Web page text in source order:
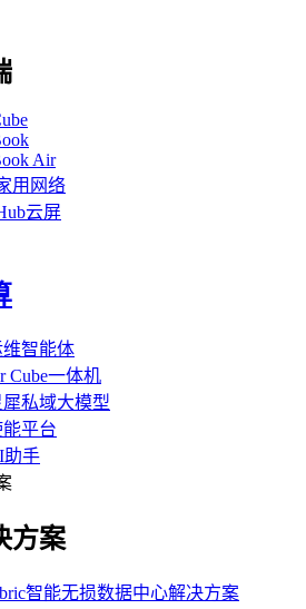
Air
用网络
云屏
智能体
Cube一体机
私域大模型
平台
助手
方案
智能无损数据中心解决方案